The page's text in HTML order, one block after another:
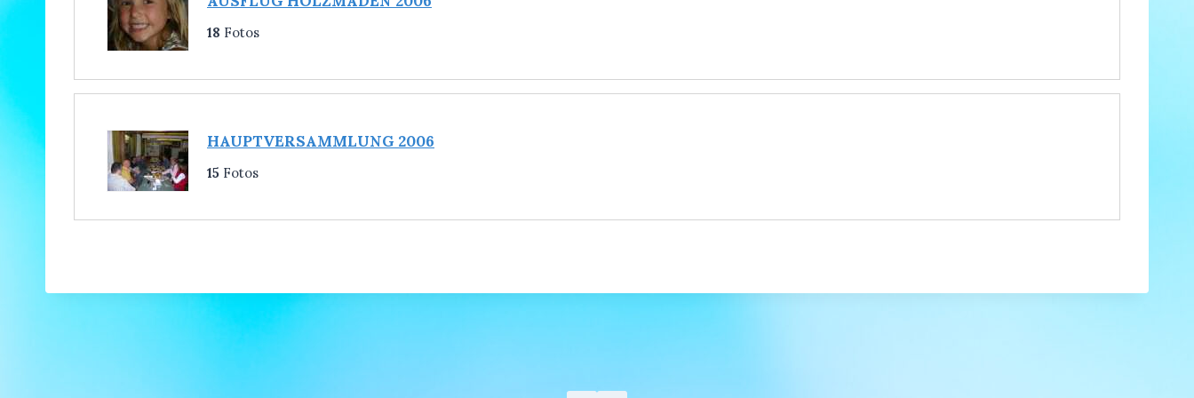
18 Fotos
HAUPTVERSAMMLUNG 2006
15 Fotos